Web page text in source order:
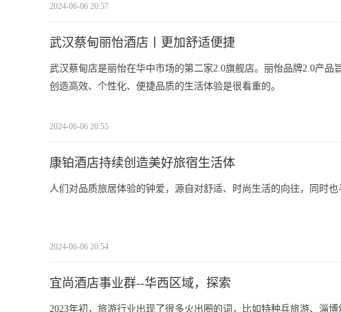
2024-06-06 20:57
武汉蔡甸丽怡酒店丨更加舒适便捷
武汉蔡甸店是丽怡在华中市场的第二家2.0旗舰店。丽怡品牌2.0产
创造高效、个性化、便捷品质的生活体验是很看重的。
2024-06-06 20:55
康铂酒店持续创造美好旅宿生活体
人们对品质旅居体验的钟爱，源自对舒适、时尚生活的向往，同时
2024-06-06 20:54
宜尚酒店事业群--华西区域，探索
2023年初，旅游行业出现了很多火出圈的词，比如特种兵旅游、淄